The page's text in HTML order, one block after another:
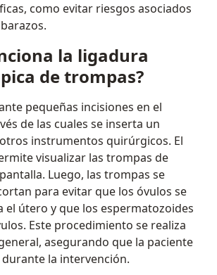
como evitar riesgos asociados
la ligadura
de trompas?
pequeñas incisiones en el
de las cuales se inserta un
instrumentos quirúrgicos. El
visualizar las trompas de
Luego, las trompas se
para evitar que los óvulos se
el útero y que los espermatozoides
Este procedimiento se realiza
asegurando que la paciente
la intervención.